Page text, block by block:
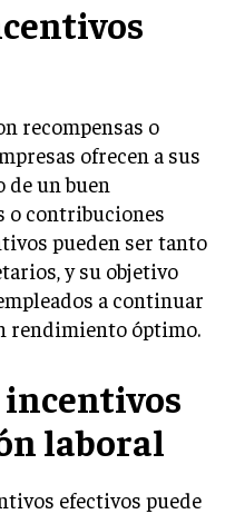
WEB SEO
recompensas o
ofrecen a sus
de un buen
o contribuciones
pueden ser tanto
y su objetivo
a continuar
rendimiento óptimo.
incentivos
laboral
efectivos puede